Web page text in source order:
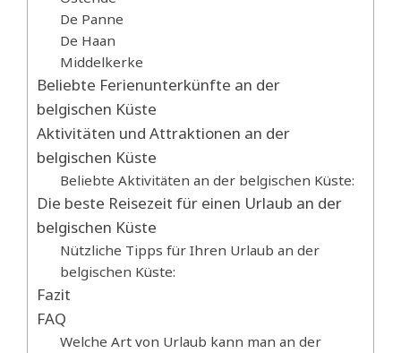
De Panne
De Haan
Middelkerke
Beliebte Ferienunterkünfte an der
belgischen Küste
Aktivitäten und Attraktionen an der
belgischen Küste
Beliebte Aktivitäten an der belgischen Küste:
Die beste Reisezeit für einen Urlaub an der
belgischen Küste
Nützliche Tipps für Ihren Urlaub an der
belgischen Küste:
Fazit
FAQ
Welche Art von Urlaub kann man an der